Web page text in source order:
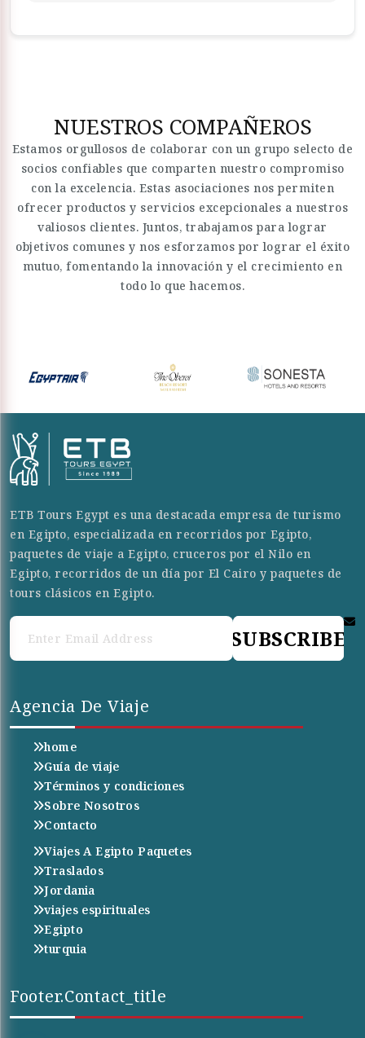
NUESTROS COMPAÑEROS
Estamos orgullosos de colaborar con un grupo selecto de
socios confiables que comparten nuestro compromiso
con la excelencia. Estas asociaciones nos permiten
ofrecer productos y servicios excepcionales a nuestros
valiosos clientes. Juntos, trabajamos para lograr
objetivos comunes y nos esforzamos por lograr el éxito
mutuo, fomentando la innovación y el crecimiento en
todo lo que hacemos.
ETB Tours Egypt es una destacada empresa de turismo
en Egipto, especializada en recorridos por Egipto,
paquetes de viaje a Egipto, cruceros por el Nilo en
Egipto, recorridos de un día por El Cairo y paquetes de
tours clásicos en Egipto.
SUBSCRIBE
Agencia De Viaje
home
Guía de viaje
Términos y condiciones
Sobre Nosotros
Contacto
Viajes A Egipto Paquetes
Traslados
Jordania
viajes espirituales
Egipto
turquia
Footer.contact_title